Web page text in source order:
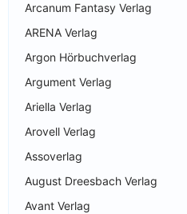
Arcanum Fantasy Verlag
ARENA Verlag
Argon Hörbuchverlag
Argument Verlag
Ariella Verlag
Arovell Verlag
Assoverlag
August Dreesbach Verlag
Avant Verlag